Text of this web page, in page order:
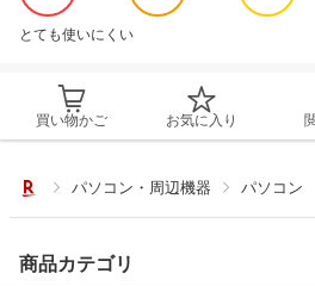
とても使いにくい
買い物かご お気に入り
パソコン・周辺機器 パソコン
商品カテゴリ